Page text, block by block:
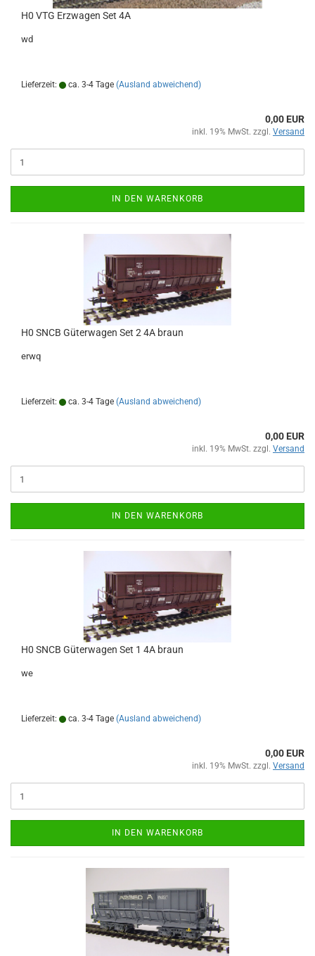
H0 VTG Erzwagen Set 4A
wd
Lieferzeit: ca. 3-4 Tage (Ausland abweichend)
0,00 EUR
inkl. 19% MwSt. zzgl. Versand
IN DEN WARENKORB
H0 SNCB Güterwagen Set 2 4A braun
erwq
Lieferzeit: ca. 3-4 Tage (Ausland abweichend)
0,00 EUR
inkl. 19% MwSt. zzgl. Versand
IN DEN WARENKORB
H0 SNCB Güterwagen Set 1 4A braun
we
Lieferzeit: ca. 3-4 Tage (Ausland abweichend)
0,00 EUR
inkl. 19% MwSt. zzgl. Versand
IN DEN WARENKORB